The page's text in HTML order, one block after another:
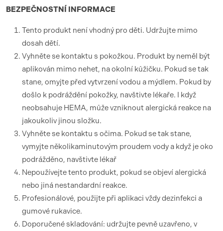
BEZPEČNOSTNÍ INFORMACE
Tento produkt není vhodný pro děti. Udržujte mimo
dosah dětí.
Vyhněte se kontaktu s pokožkou. Produkt by neměl být
aplikován mimo nehet, na okolní kůžičku. Pokud se tak
stane, omyjte před vytvrzení vodou a mýdlem. Pokud by
došlo k podráždění pokožky, navštivte lékaře. I když
neobsahuje HEMA, může vzniknout alergická reakce na
jakoukoliv jinou složku.
Vyhněte se kontaktu s očima. Pokud se tak stane,
vymyjte několikaminutovým proudem vody a když je oko
podrážděno, navštivte lékař
Nepoužívejte tento produkt, pokud se objeví alergická
nebo jiná nestandardní reakce.
Profesionálové, použijte při aplikaci vždy dezinfekci a
gumové rukavice.
Doporučené skladování: udržujte pevně uzavřeno, v